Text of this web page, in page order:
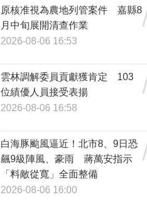
原核准視為農地列管案件 嘉縣8
月中旬展開清查作業
2026-08-06 16:53
雲林調解委員貢獻獲肯定 103
位績優人員接受表揚
2026-08-06 16:58
白海豚颱風逼近！北市8、9日恐
飆9級陣風、豪雨 蔣萬安指示
「料敵從寬」全面整備
2026-08-06 16:00